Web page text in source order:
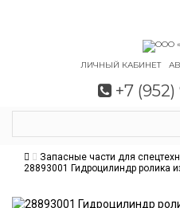
ЛИЧНЫЙ КАБИНЕТ
+7
Запасные части для
28893001 Гидроцилиндр ролика